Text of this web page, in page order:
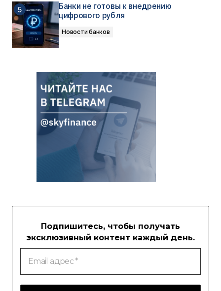
Банки не готовы к внедрению
цифрового рубля
Новости банков
Подпишитесь, чтобы получать
эксклюзивный контент каждый день.
Email
адрес